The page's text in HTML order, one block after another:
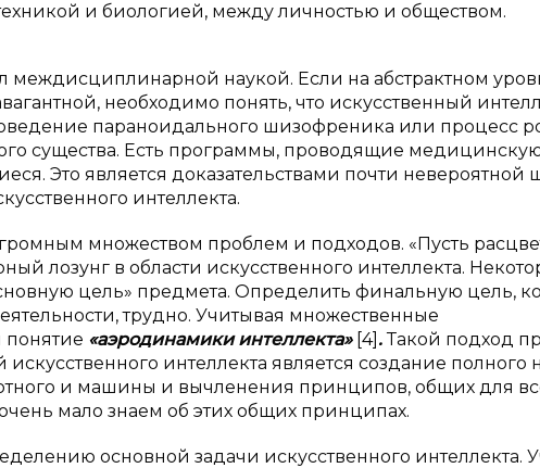
и биологией, между личностью и обществом.
междисциплинарной наукой. Если на абстрактном
необходимо понять, что искусственный
параноидального шизофреника или процесс
существа. Есть программы, проводящие
Это является доказательствами почти невероятной
интеллекта.
множеством проблем и подходов. «Пусть
лозунг в области искусственного интеллекта.
цель» предмета. Определить финальную цель,
трудно. Учитывая множественные
«аэродинамики интеллекта» [4] .Такой подход
интеллекта является создание полного
и машины и вычленения принципов, общих для
мало знаем об этих общих принципах.
основной задачи искусственного интеллекта.